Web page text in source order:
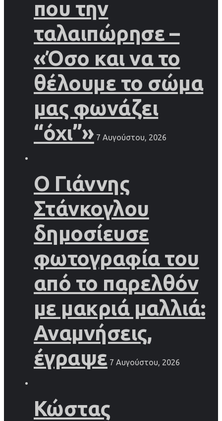
που την
ταλαιπώρησε –
«Όσο και να το
θέλουμε το σώμα
μας φωνάζει
“όχι”» 7 Αυγούστου, 2026
Ο Γιάννης
Στάνκογλου
δημοσίευσε
φωτογραφία του
από το παρελθόν
με μακριά μαλλιά:
Αναμνήσεις,
έγραψε 7 Αυγούστου, 2026
Κώστας